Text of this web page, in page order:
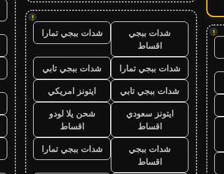
!
!
شدات ببجي
اقساط
شدات ببجي تمارا
شدات ببجي تمارا
شدات ببجي تابي
شدات ببجي تابي
ايتونز امريكي
ايتونز سعودي
اقساط
شحن يلا لودو
اقساط
شدات ببجي
اقساط
شدات ببجي تمارا